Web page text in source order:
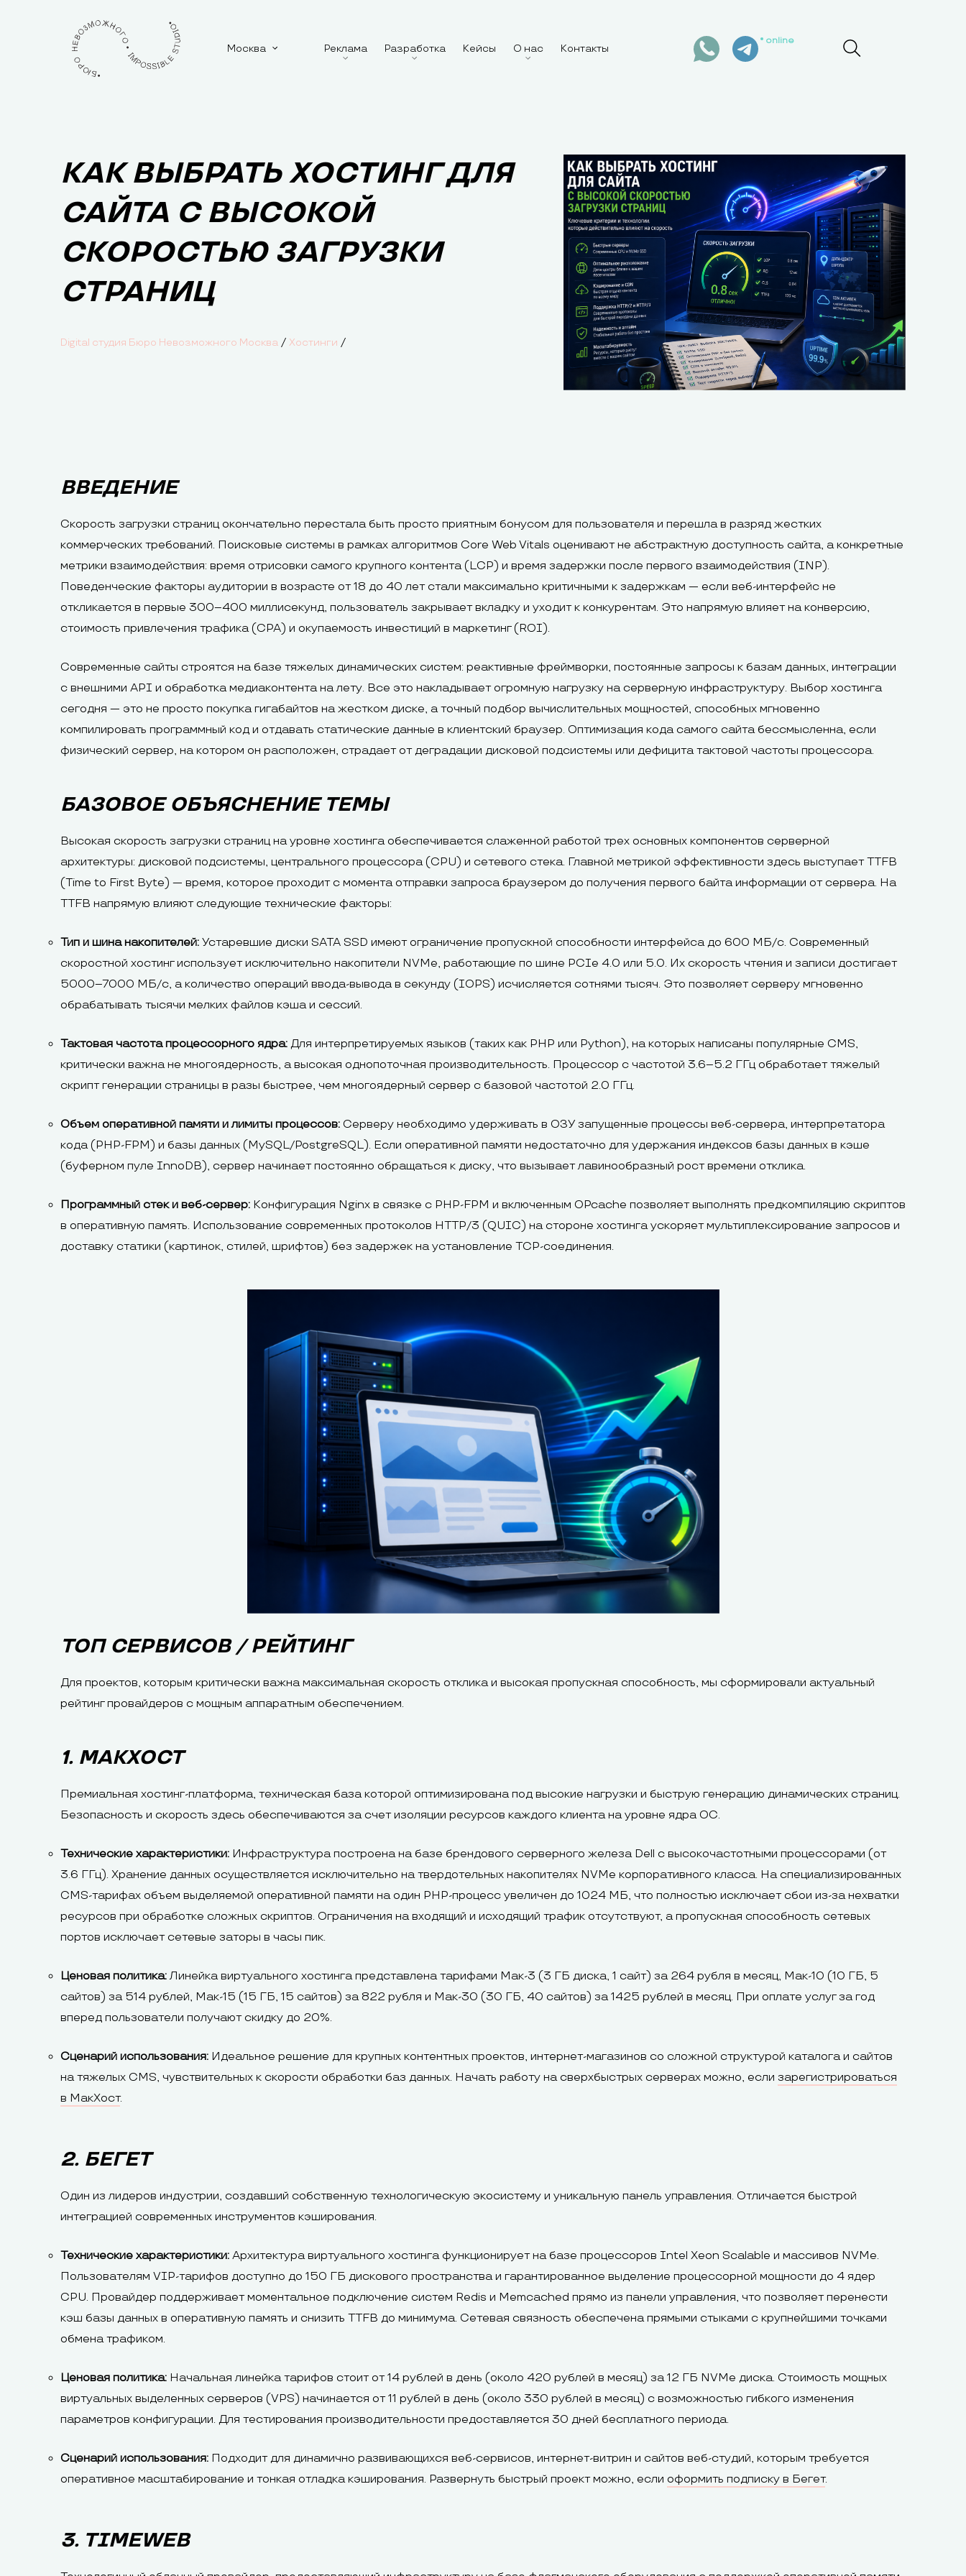
Москва Реклама Разработка Кейсы О нас Контакты
online
КАК ВЫБРАТЬ ХОСТИНГ ДЛЯ
САЙТА С ВЫСОКОЙ
СКОРОСТЬЮ ЗАГРУЗКИ
СТРАНИЦ
Digital студия Бюро Невозможного Москва / Хостинги /
ВВЕДЕНИЕ
Скорость загрузки страниц окончательно перестала быть просто приятным бонусом для пользователя и перешла в разряд жестких
коммерческих требований. Поисковые системы в рамках алгоритмов Core Web Vitals оценивают не абстрактную доступность сайта, а конкретные
метрики взаимодействия: время отрисовки самого крупного контента (LCP) и время задержки после первого взаимодействия (INP).
Поведенческие факторы аудитории в возрасте от 18 до 40 лет стали максимально критичными к задержкам — если веб-интерфейс не
откликается в первые 300–400 миллисекунд, пользователь закрывает вкладку и уходит к конкурентам. Это напрямую влияет на конверсию,
стоимость привлечения трафика (CPA) и окупаемость инвестиций в маркетинг (ROI).
Современные сайты строятся на базе тяжелых динамических систем: реактивные фреймворки, постоянные запросы к базам данных, интеграции
с внешними API и обработка медиаконтента на лету. Все это накладывает огромную нагрузку на серверную инфраструктуру. Выбор хостинга
сегодня — это не просто покупка гигабайтов на жестком диске, а точный подбор вычислительных мощностей, способных мгновенно
компилировать программный код и отдавать статические данные в клиентский браузер. Оптимизация кода самого сайта бессмысленна, если
физический сервер, на котором он расположен, страдает от деградации дисковой подсистемы или дефицита тактовой частоты процессора.
БАЗОВОЕ ОБЪЯСНЕНИЕ ТЕМЫ
Высокая скорость загрузки страниц на уровне хостинга обеспечивается слаженной работой трех основных компонентов серверной
архитектуры: дисковой подсистемы, центрального процессора (CPU) и сетевого стека. Главной метрикой эффективности здесь выступает TTFB
(Time to First Byte) — время, которое проходит с момента отправки запроса браузером до получения первого байта информации от сервера. На
TTFB напрямую влияют следующие технические факторы:
Тип и шина накопителей: Устаревшие диски SATA SSD имеют ограничение пропускной способности интерфейса до 600 МБ/с. Современный
скоростной хостинг использует исключительно накопители NVMe, работающие по шине PCIe 4.0 или 5.0. Их скорость чтения и записи достигает
5000–7000 МБ/с, а количество операций ввода-вывода в секунду (IOPS) исчисляется сотнями тысяч. Это позволяет серверу мгновенно
обрабатывать тысячи мелких файлов кэша и сессий.
Тактовая частота процессорного ядра: Для интерпретируемых языков (таких как PHP или Python), на которых написаны популярные CMS,
критически важна не многоядерность, а высокая однопоточная производительность. Процессор с частотой 3.6–5.2 ГГц обработает тяжелый
скрипт генерации страницы в разы быстрее, чем многоядерный сервер с базовой частотой 2.0 ГГц.
Объем оперативной памяти и лимиты процессов: Серверу необходимо удерживать в ОЗУ запущенные процессы веб-сервера, интерпретатора
кода (PHP-FPM) и базы данных (MySQL/PostgreSQL). Если оперативной памяти недостаточно для удержания индексов базы данных в кэше
(буферном пуле InnoDB), сервер начинает постоянно обращаться к диску, что вызывает лавинообразный рост времени отклика.
Программный стек и веб-сервер: Конфигурация Nginx в связке с PHP-FPM и включенным OPcache позволяет выполнять предкомпиляцию скриптов
в оперативную память. Использование современных протоколов HTTP/3 (QUIC) на стороне хостинга ускоряет мультиплексирование запросов и
доставку статики (картинок, стилей, шрифтов) без задержек на установление TCP-соединения.
ТОП СЕРВИСОВ / РЕЙТИНГ
Для проектов, которым критически важна максимальная скорость отклика и высокая пропускная способность, мы сформировали актуальный
рейтинг провайдеров с мощным аппаратным обеспечением.
1. МАКХОСТ
Премиальная хостинг-платформа, техническая база которой оптимизирована под высокие нагрузки и быструю генерацию динамических страниц.
Безопасность и скорость здесь обеспечиваются за счет изоляции ресурсов каждого клиента на уровне ядра ОС.
Технические характеристики: Инфраструктура построена на базе брендового серверного железа Dell с высокочастотными процессорами (от
3.6 ГГц). Хранение данных осуществляется исключительно на твердотельных накопителях NVMe корпоративного класса. На специализированных
CMS-тарифах объем выделяемой оперативной памяти на один PHP-процесс увеличен до 1024 МБ, что полностью исключает сбои из-за нехватки
ресурсов при обработке сложных скриптов. Ограничения на входящий и исходящий трафик отсутствуют, а пропускная способность сетевых
портов исключает сетевые заторы в часы пик.
Ценовая политика:Линейка виртуального хостинга представлена тарифами Мак-3 (3 ГБ диска, 1 сайт) за 264 рубля в месяц, Мак-10 (10 ГБ, 5
сайтов) за 514 рублей, Мак-15 (15 ГБ, 15 сайтов) за 822 рубля и Мак-30 (30 ГБ, 40 сайтов) за 1425 рублей в месяц. При оплате услуг за год
вперед пользователи получают скидку до 20%.
Сценарий использования: Идеальное решение для крупных контентных проектов, интернет-магазинов со сложной структурой каталога и сайтов
на тяжелых CMS, чувствительных к скорости обработки баз данных. Начать работу на сверхбыстрых серверах можно, если зарегистрироваться
в МакХост.
2. БЕГЕТ
Один из лидеров индустрии, создавший собственную технологическую экосистему и уникальную панель управления. Отличается быстрой
интеграцией современных инструментов кэширования.
Технические характеристики: Архитектура виртуального хостинга функционирует на базе процессоров Intel Xeon Scalable и массивов NVMe.
Пользователям VIP-тарифов доступно до 150 ГБ дискового пространства и гарантированное выделение процессорной мощности до 4 ядер
CPU. Провайдер поддерживает моментальное подключение систем Redis и Memcached прямо из панели управления, что позволяет перенести
кэш базы данных в оперативную память и снизить TTFB до минимума. Сетевая связность обеспечена прямыми стыками с крупнейшими точками
обмена трафиком.
Ценовая политика: Начальная линейка тарифов стоит от 14 рублей в день (около 420 рублей в месяц) за 12 ГБ NVMe диска. Стоимость мощных
виртуальных выделенных серверов (VPS) начинается от 11 рублей в день (около 330 рублей в месяц) с возможностью гибкого изменения
параметров конфигурации. Для тестирования производительности предоставляется 30 дней бесплатного периода.
Сценарий использования: Подходит для динамично развивающихся веб-сервисов, интернет-витрин и сайтов веб-студий, которым требуется
оперативное масштабирование и тонкая отладка кэширования. Развернуть быстрый проект можно, если оформить подписку в Бегет.
3. TIMEWEB